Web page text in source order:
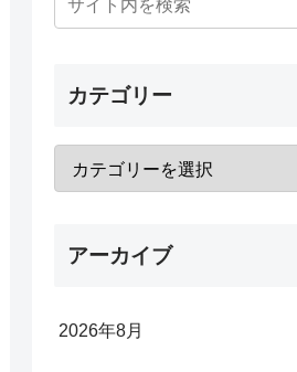
カテゴリー
アーカイブ
2026年8月